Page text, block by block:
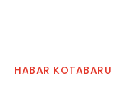
HABAR KOTABARU